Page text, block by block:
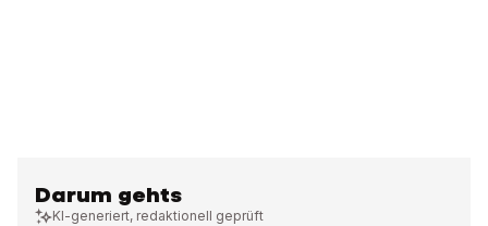
Darum gehts
KI-generiert, redaktionell geprüft